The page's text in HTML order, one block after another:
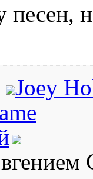
песен,
Joey